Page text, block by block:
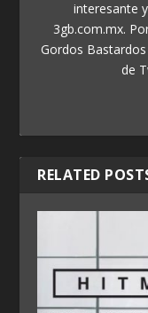
interesante
3gb.com.mx.
Gordos
de
RELATED